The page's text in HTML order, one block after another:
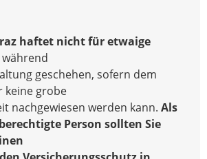
haftet nicht für etwaige
während
geschehen, sofern dem
keine grobe
nachgewiesen werden kann. Als
Person sollten Sie